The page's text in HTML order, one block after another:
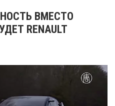
ВМЕСТО
RENAULT